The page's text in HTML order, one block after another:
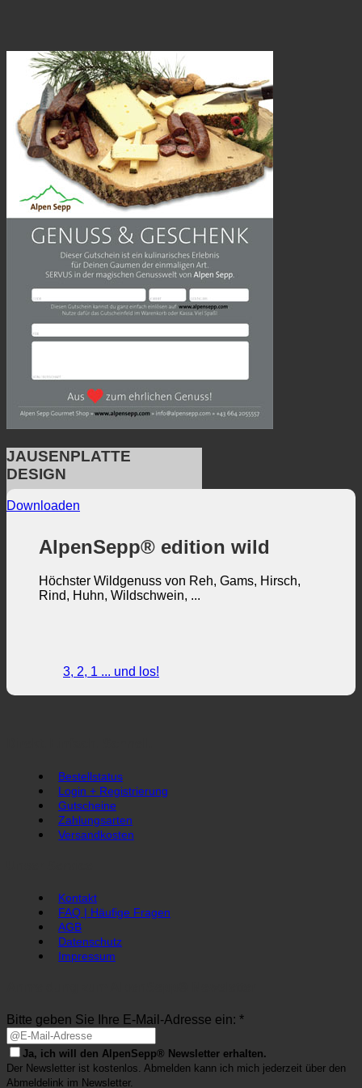
JAUSENPLATTE
DESIGN
Downloaden
AlpenSepp® edition wild
Höchster Wildgenuss von Reh, Gams, Hirsch,
Rind, Huhn, Wildschwein, ...
3, 2, 1 ... und los!
Bestellstatus
Login + Registrierung
Gutscheine
Zahlungsarten
Versandkosten
Kontakt
FAQ | Häufige Fragen
AGB
Datenschutz
Impressum
Bitte geben Sie Ihre E-Mail-Adresse ein: *
Ja, ich will den AlpenSepp® Newsletter erhalten.
Der Newsletter ist kostenlos. Abmelden kann ich mich jederzeit über den
Abmeldelink im Newsletter.